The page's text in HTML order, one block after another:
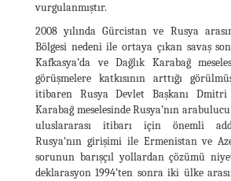
vurgulanmıştır.
2008 yılında Gürcistan ve Rusya
Bölgesi nedeni ile ortaya çıkan savaş
Kafkasya’da ve Dağlık Karabağ
görüşmelere katkısının arttığı
itibaren Rusya Devlet Başkanı Dmitri
Karabağ meselesinde Rusya’nın
uluslararası itibarı için önemli
Rusya‘nın girişimi ile Ermenistan ve
sorunun barışçıl yollardan çözümü
deklarasyon 1994’ten sonra iki ülke